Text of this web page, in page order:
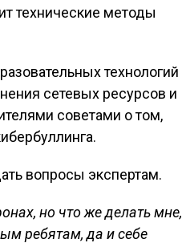
технические методы
технологий
сетевых ресурсов и
советами о том,
вопросы экспертам.
но что же делать мне,
ребятам, да и себе